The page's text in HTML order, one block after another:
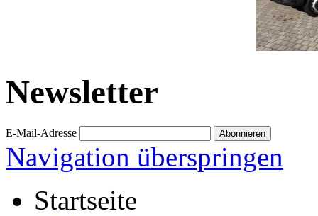
Newsletter
E-Mail-Adresse
Navigation überspringen
Startseite